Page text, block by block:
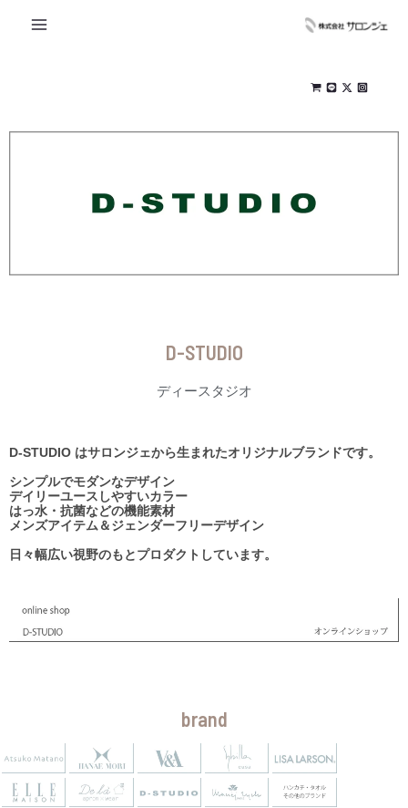
キ
MAIN
D-STUDIO
ディースタジオ
D-STUDIO はサロンジェから生まれたオリジナルブランドです。
シンプルでモダンなデザイン
デイリーユースしやすいカラー
はっ水・抗菌などの機能素材
メンズアイテム＆ジェンダーフリーデザイン
日々幅広い視野のもとプロダクトしています。
brand